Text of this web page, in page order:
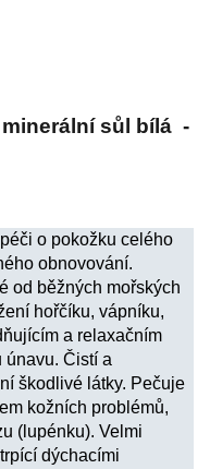
minerální sůl bílá -
o pokožku celého
obnovování.
od běžných mořských
hořčíku, vápníku,
a relaxačním
únavu. Čistí a
škodlivé látky. Pečuje
kožních problémů,
(lupénku). Velmi
dýchacími